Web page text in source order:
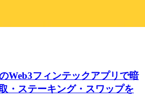
Web3フィンテックアプリで暗
・ステーキング・スワップを